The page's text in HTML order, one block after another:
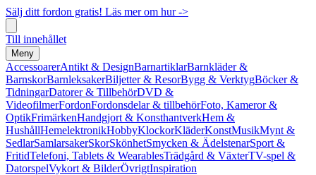
Sälj ditt fordon gratis! Läs mer om hur ->
Till innehållet
Meny
AccessoarerAntikt & DesignBarnartiklarBarnkläder &
BarnskorBarnleksakerBiljetter & ResorBygg & VerktygBöcker &
TidningarDatorer & TillbehörDVD &
VideofilmerFordonFordonsdelar & tillbehörFoto, Kameror &
OptikFrimärkenHandgjort & KonsthantverkHem &
HushållHemelektronikHobbyKlockorKläderKonstMusikMynt &
SedlarSamlarsakerSkorSkönhetSmycken & ÄdelstenarSport &
FritidTelefoni, Tablets & WearablesTrädgård & VäxterTV-spel &
DatorspelVykort & BilderÖvrigtInspiration